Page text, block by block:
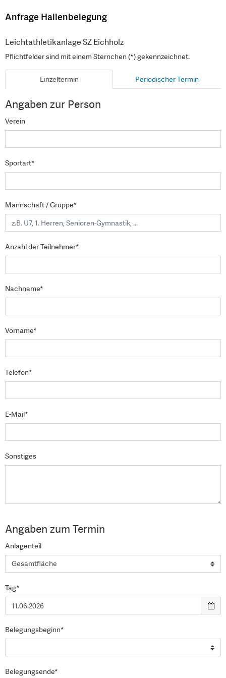
Anfrage Hallenbelegung
Leichtathletikanlage SZ Eichholz
Pflichtfelder sind mit einem Sternchen (*) gekennzeichnet.
Einzeltermin Periodischer Termin
Angaben zur Person
Verein
Sportart*
Mannschaft / Gruppe*
Anzahl der Teilnehmer*
Nachname*
Vorname*
Telefon*
E-Mail*
Sonstiges
Angaben zum Termin
Anlagenteil
Tag*
Belegungsbeginn*
Belegungsende*